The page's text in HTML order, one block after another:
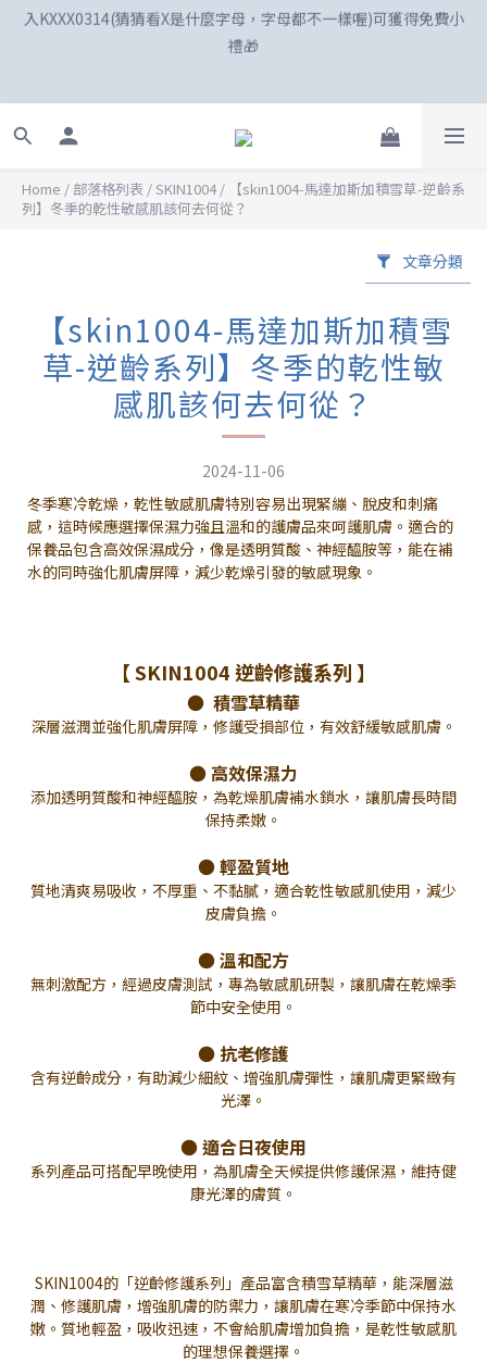
☀️「爸」氣外露！SKIN1004最高77折、柏瑞美最高82折
禮🎁
☀️「爸」氣外露！SKIN1004最高77折、柏瑞美最高82折
Home / 部落格列表 /SKIN1004/
【skin1004-馬達加斯加積雪草-逆齡系
列】冬季的乾性敏感肌該何去何從？
文章分類
【skin1004-馬達加斯加積雪
草-逆齡系列】冬季的乾性敏
感肌該何去何從？
2024-11-06
冬季寒冷乾燥，乾性敏感肌膚特別容易出現緊繃、脫皮和刺痛
感，這時候應選擇保濕力強且溫和的護膚品來呵護肌膚。適合的
保養品包含高效保濕成分，像是透明質酸、神經醯胺等，能在補
水的同時強化肌膚屏障，減少乾燥引發的敏感現象。
【 SKIN1004 逆齡修護系列 】
● 積雪草精華
深層滋潤並強化肌膚屏障，修護受損部位，有效舒緩敏感肌膚。
● 高效保濕力
添加透明質酸和神經醯胺，為乾燥肌膚補水鎖水，讓肌膚長時間
保持柔嫩。
● 輕盈質地
質地清爽易吸收，不厚重、不黏膩，適合乾性敏感肌使用，減少
皮膚負擔。
● 溫和配方
無刺激配方，經過皮膚測試，專為敏感肌研製，讓肌膚在乾燥季
節中安全使用。
● 抗老修護
含有逆齡成分，有助減少細紋、增強肌膚彈性，讓肌膚更緊緻有
光澤。
● 適合日夜使用
系列產品可搭配早晚使用，為肌膚全天候提供修護保濕，維持健
康光澤的膚質。
SKIN1004的「逆齡修護系列」產品富含積雪草精華，能深層滋
潤、修護肌膚，增強肌膚的防禦力，讓肌膚在寒冷季節中保持水
嫩。質地輕盈，吸收迅速，不會給肌膚增加負擔，是乾性敏感肌
的理想保養選擇。